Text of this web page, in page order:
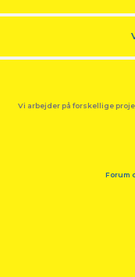
Vi arbejder på forskellige
Forum